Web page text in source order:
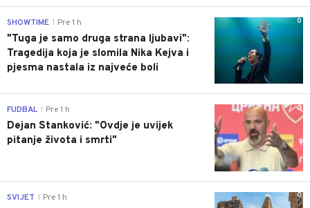
0
SHOWTIME Pre 1 h
"Tuga je samo druga strana ljubavi":
Tragedija koja je slomila Nika Kejva i
pjesma nastala iz najveće boli
0
FUDBAL Pre 1 h
Dejan Stanković: "Ovdje je uvijek
pitanje života i smrti"
0
SVIJET Pre 1 h